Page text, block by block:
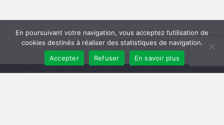
Publiersonlivre.fr accompagne les auteurs et les maisons d'édition
En poursuivant votre navigation, vous acceptez l’utilisation de
cookies destinés à réaliser des statistiques de navigation.
Accepter
Refuser En savoir plus